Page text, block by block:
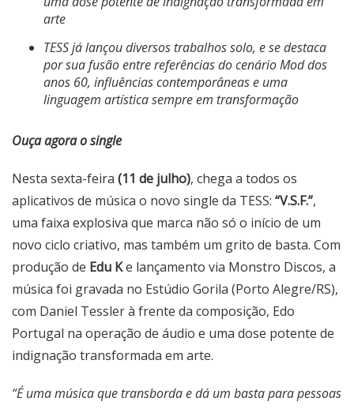
arte
TESS já lançou diversos trabalhos solo, e se destaca
por sua fusão entre referências do cenário Mod dos
anos 60, influências contemporâneas e uma
linguagem artística sempre em transformação
Ouça agora o single
Nesta sexta-feira (11 de julho), chega a todos os
aplicativos de música o novo single da TESS: “V.S.F.”,
uma faixa explosiva que marca não só o início de um
novo ciclo criativo, mas também um grito de basta. Com
produção de Edu Ke lançamento via Monstro Discos, a
música foi gravada no Estúdio Gorila (Porto Alegre/RS),
com Daniel Tessler à frente da composição, Edo
Portugal na operação de áudio e uma dose potente de
indignação transformada em arte.
“É uma música que transborda e dá um basta para pessoas